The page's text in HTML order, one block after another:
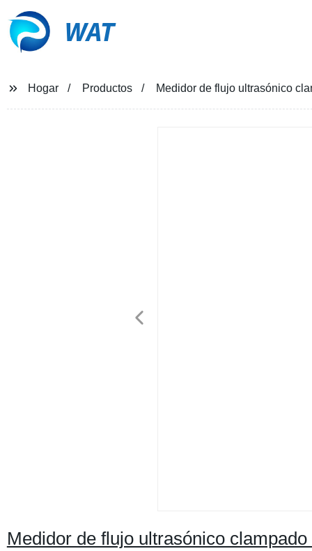
WAT
Hogar Productos Medidor de flujo ultrasónico
Medidor de flujo ultrasónico